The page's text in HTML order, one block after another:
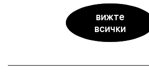
вижте
всички